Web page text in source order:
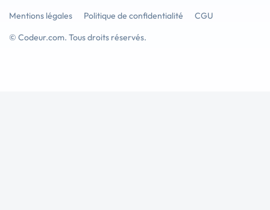
Mentions légales
Politique de confidentialité
CGU
© Codeur.com. Tous droits réservés.